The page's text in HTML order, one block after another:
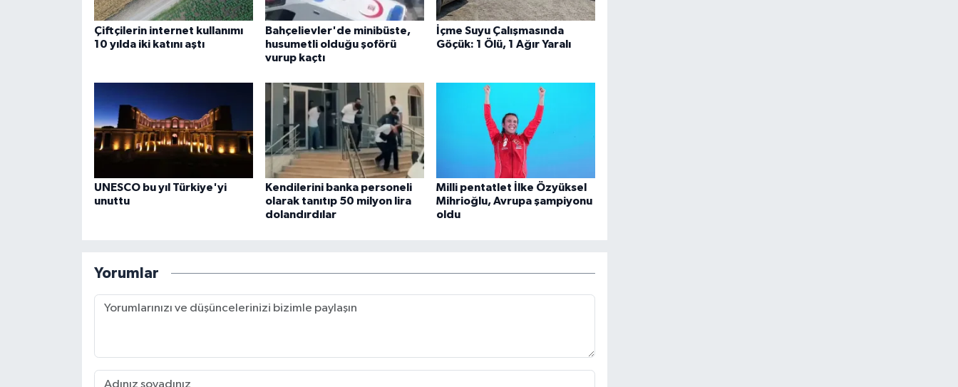
Çiftçilerin internet kullanımı
10 yılda iki katını aştı
Bahçelievler'de minibüste,
husumetli olduğu şoförü
vurup kaçtı
İçme Suyu Çalışmasında
Göçük: 1 Ölü, 1 Ağır Yaralı
UNESCO bu yıl Türkiye'yi
unuttu
Kendilerini banka personeli
olarak tanıtıp 50 milyon lira
dolandırdılar
Milli pentatlet İlke Özyüksel
Mihrioğlu, Avrupa şampiyonu
oldu
Yorumlar